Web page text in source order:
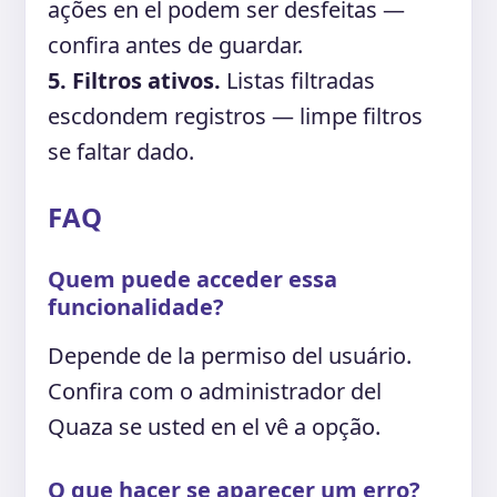
ações en el podem ser desfeitas —
confira antes de guardar.
5. Filtros ativos. Listas filtradas
escdondem registros — limpe filtros
se faltar dado.
FAQ
Quem puede acceder essa
funcionalidade?
Depende de la permiso del usuário.
Confira com o administrador del
Quaza se usted en el vê a opção.
O que hacer se aparecer um erro?